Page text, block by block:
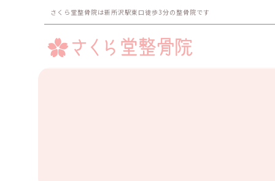
さくら堂整骨院は新所沢駅東口徒歩3分の整骨院です